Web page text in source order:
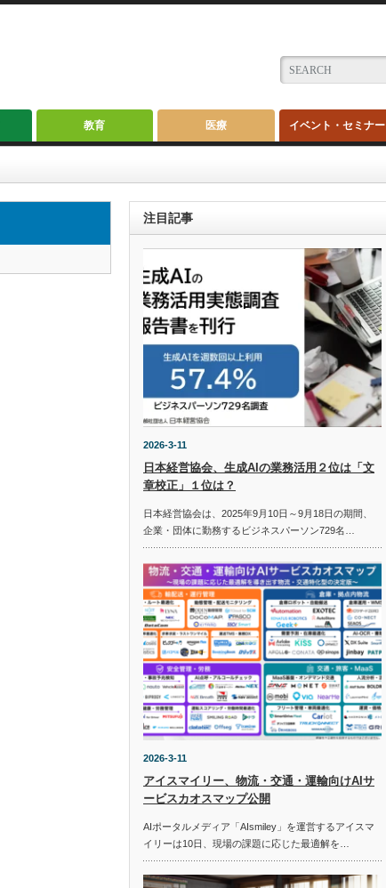
教育 医療 イベント・セミナー
注目記事
2026-3-11
日本経営協会、生成AIの業務活用２位は「文
章校正」１位は？
日本経営協会は、2025年9月10日～9月18日の期間、
企業・団体に勤務するビジネスパーソン729名…
2026-3-11
アイスマイリー、物流・交通・運輸向けAIサ
ービスカオスマップ公開
AIポータルメディア「AIsmiley」を運営するアイスマ
イリーは10日、現場の課題に応じた最適解を…